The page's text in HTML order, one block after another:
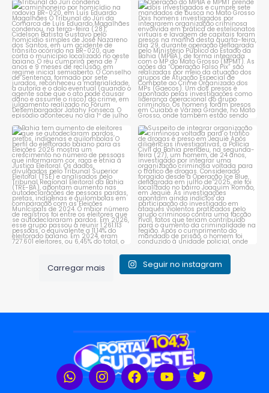
Tribunal do Júri condena
caminhoneiro por...
1 0
Operação do MPBA e MPMT
prende dois investigados e...
1 0
Bahia tem aumento de eleitores
que se autodeclaram...
1 0
Suspeito de integrar
organização criminosa
voltada...
1 0
Carregar mais Seguir no instagram